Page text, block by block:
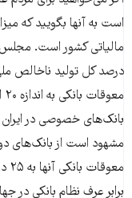
درصد کل تولید
بانک‌های خصوصی در ایران
مشهود است از بانک‌های
برابر عرف نظام بانکی در